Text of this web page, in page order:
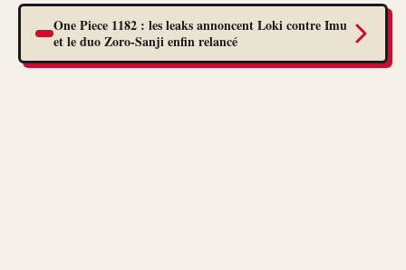
One Piece 1182 : les leaks annoncent Loki contre Imu
et le duo Zoro-Sanji enfin relancé